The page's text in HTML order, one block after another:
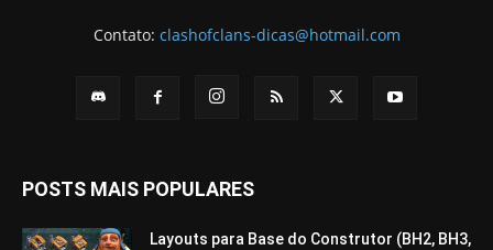
Contato: clashofclans-dicas@hotmail.com
POSTS MAIS POPULARES
Layouts para Base do Construtor (BH2, BH3,